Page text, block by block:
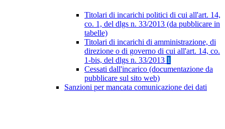
Titolari di incarichi politici di cui all'art. 14,
co. 1, del dlgs n. 33/2013 (da pubblicare in
tabelle)
Titolari di incarichi di amministrazione, di
direzione o di governo di cui all'art. 14, co.
1-bis, del dlgs n. 33/2013 1
Cessati dall'incarico (documentazione da
pubblicare sul sito web)
Sanzioni per mancata comunicazione dei dati